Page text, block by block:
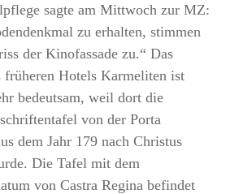
sagte am Mittwoch zur MZ:
zu erhalten, stimmen
der Kinofassade zu.“ Das
früheren Hotels Karmeliten ist
bedeutsam, weil dort die
von der Porta
dem Jahr 179 nach Christus
Die Tafel mit dem
von Castra Regina befindet